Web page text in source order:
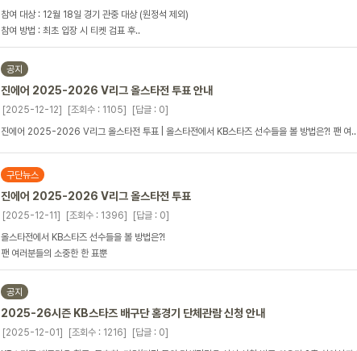
참여 대상 : 12월 18일 경기 관중 대상 (원정석 제외)
참여 방법 : 최초 입장 시 티켓 검표 후..
공지
진에어 2025-2026 V리그 올스타전 투표 안내
[2025-12-12] [조회수 : 1105]
[답글 : 0]
진에어 2025-2026 V리그 올스타전 투표 | 올스타전에서 KB스타즈 선수들을 볼 방법은?! 팬 여..
구단뉴스
진에어 2025-2026 V리그 올스타전 투표
[2025-12-11] [조회수 : 1396]
[답글 : 0]
올스타전에서 KB스타즈 선수들을 볼 방법은?!
팬 여러분들의 소중한 한 표뿐
공지
2025-26시즌 KB스타즈 배구단 홈경기 단체관람 신청 안내
[2025-12-01] [조회수 : 1216]
[답글 : 0]